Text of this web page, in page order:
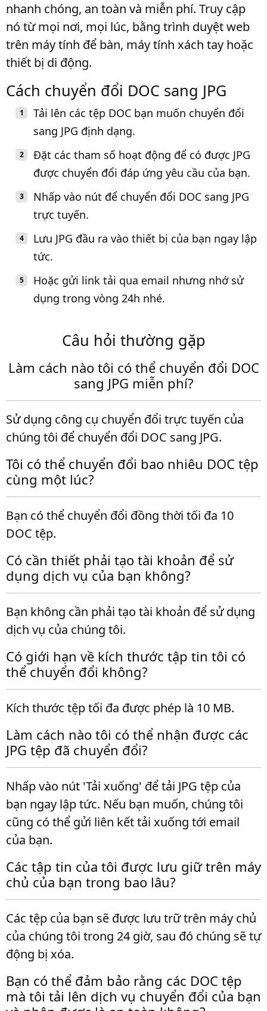
nhanh chóng, an toàn và miễn phí. Truy cập
nó từ mọi nơi, mọi lúc, bằng trình duyệt web
trên máy tính để bàn, máy tính xách tay hoặc
thiết bị di động.
Cách chuyển đổi DOC sang JPG
Tải lên các tệp DOC bạn muốn chuyển đổi
sang JPG định dạng.
Đặt các tham số hoạt động để có được JPG
được chuyển đổi đáp ứng yêu cầu của bạn.
Nhấp vào nút để chuyển đổi DOC sang JPG
trực tuyến.
Lưu JPG đầu ra vào thiết bị của bạn ngay lập
tức.
Hoặc gửi link tải qua email nhưng nhớ sử
dụng trong vòng 24h nhé.
Câu hỏi thường gặp
Làm cách nào tôi có thể chuyển đổi DOC
sang JPG miễn phí?
Sử dụng công cụ chuyển đổi trực tuyến của
chúng tôi để chuyển đổi DOC sang JPG.
Tôi có thể chuyển đổi bao nhiêu DOC tệp
cùng một lúc?
Bạn có thể chuyển đổi đồng thời tối đa 10
DOC tệp.
Có cần thiết phải tạo tài khoản để sử
dụng dịch vụ của bạn không?
Bạn không cần phải tạo tài khoản để sử dụng
dịch vụ của chúng tôi.
Có giới hạn về kích thước tập tin tôi có
thể chuyển đổi không?
Kích thước tệp tối đa được phép là 10 MB.
Làm cách nào tôi có thể nhận được các
JPG tệp đã chuyển đổi?
Nhấp vào nút 'Tải xuống' để tải JPG tệp của
bạn ngay lập tức. Nếu bạn muốn, chúng tôi
cũng có thể gửi liên kết tải xuống tới email
của bạn.
Các tập tin của tôi được lưu giữ trên máy
chủ của bạn trong bao lâu?
Các tệp của bạn sẽ được lưu trữ trên máy chủ
của chúng tôi trong 24 giờ, sau đó chúng sẽ tự
động bị xóa.
Bạn có thể đảm bảo rằng các DOC tệp
mà tôi tải lên dịch vụ chuyển đổi của bạn